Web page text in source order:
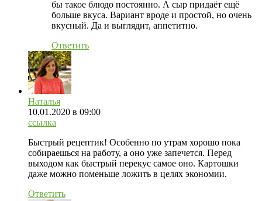
бы такое блюдо постоянно. А сыр придаёт ещё
больше вкуса. Вариант вроде и простой, но очень
вкусный. Да и выглядит, аппетитно.
Ответить
Наталья
10.01.2020 в 09:00
ссылка
Быстрый рецептик! Особенно по утрам хорошо пока
собираешься на работу, а оно уже запечется. Перед
выходом как быстрый перекус самое оно. Картошки
даже можно поменьше ложить в целях экономии.
Ответить